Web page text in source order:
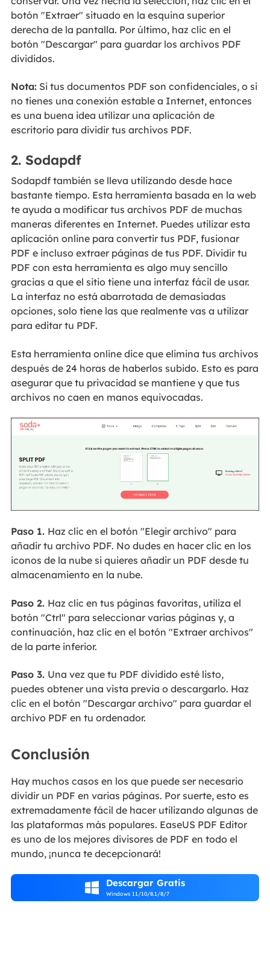
botón "Extraer" situado en la esquina superior
derecha de la pantalla. Por último, haz clic en el
botón "Descargar" para guardar los archivos PDF
divididos.
Nota:Si tus documentos PDF son confidenciales, o si
no tienes una conexión estable a Internet, entonces
es una buena idea utilizar una aplicación de
escritorio para dividir tus archivos PDF.
2. Sodapdf
Sodapdf también se lleva utilizando desde hace
bastante tiempo. Esta herramienta basada en la web
te ayuda a modificar tus archivos PDF de muchas
maneras diferentes en Internet. Puedes utilizar esta
aplicación online para convertir tus PDF, fusionar
PDF e incluso extraer páginas de tus PDF. Dividir tu
PDF con esta herramienta es algo muy sencillo
gracias a que el sitio tiene una interfaz fácil de usar.
La interfaz no está abarrotada de demasiadas
opciones, solo tiene las que realmente vas a utilizar
para editar tu PDF.
Esta herramienta online dice que elimina tus archivos
después de 24 horas de haberlos subido. Esto es para
asegurar que tu privacidad se mantiene y que tus
archivos no caen en manos equivocadas.
Paso 1. Haz clic en el botón "Elegir archivo" para
añadir tu archivo PDF. No dudes en hacer clic en los
iconos de la nube si quieres añadir un PDF desde tu
almacenamiento en la nube.
Paso 2. Haz clic en tus páginas favoritas, utiliza el
botón "Ctrl" para seleccionar varias páginas y, a
continuación, haz clic en el botón "Extraer archivos"
de la parte inferior.
Paso 3. Una vez que tu PDF dividido esté listo,
puedes obtener una vista previa o descargarlo. Haz
clic en el botón "Descargar archivo" para guardar el
archivo PDF en tu ordenador.
Conclusión
Hay muchos casos en los que puede ser necesario
dividir un PDF en varias páginas. Por suerte, esto es
extremadamente fácil de hacer utilizando algunas de
las plataformas más populares. EaseUS PDF Editor
es uno de los mejores divisores de PDF en todo el
mundo, ¡nunca te decepcionará!
 Descargar Gratis
Windows 11/10/8.1/8/7